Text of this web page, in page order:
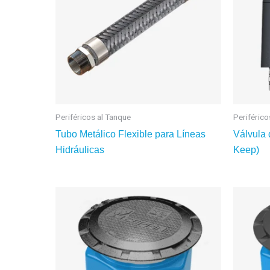
Periféricos al Tanque
Tubo Metálico Flexible para Líneas
Hidráulicas
Válvula
Keep)